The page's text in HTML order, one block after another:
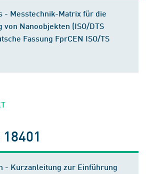
- Messtechnik-Matrix für die
Nanoobjekten (ISO/DTS
Fassung FprCEN ISO/TS
- Kurzanleitung zur Einführung